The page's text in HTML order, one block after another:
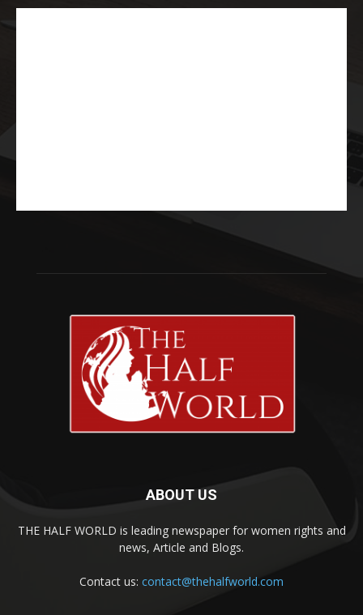
ABOUT US
THE HALF WORLD is leading newspaper for women rights and
news, Article and Blogs.
Contact us: contact@thehalfworld.com